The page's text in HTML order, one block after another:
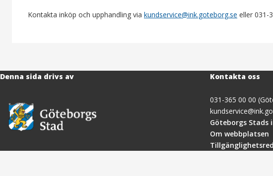
Kontakta inköp och upphandling via kundservice@ink.goteborg.se eller 031-
Denna sida drivs av Kontakta oss
031-365 00 00
Göteborgs
Om webbplatsen